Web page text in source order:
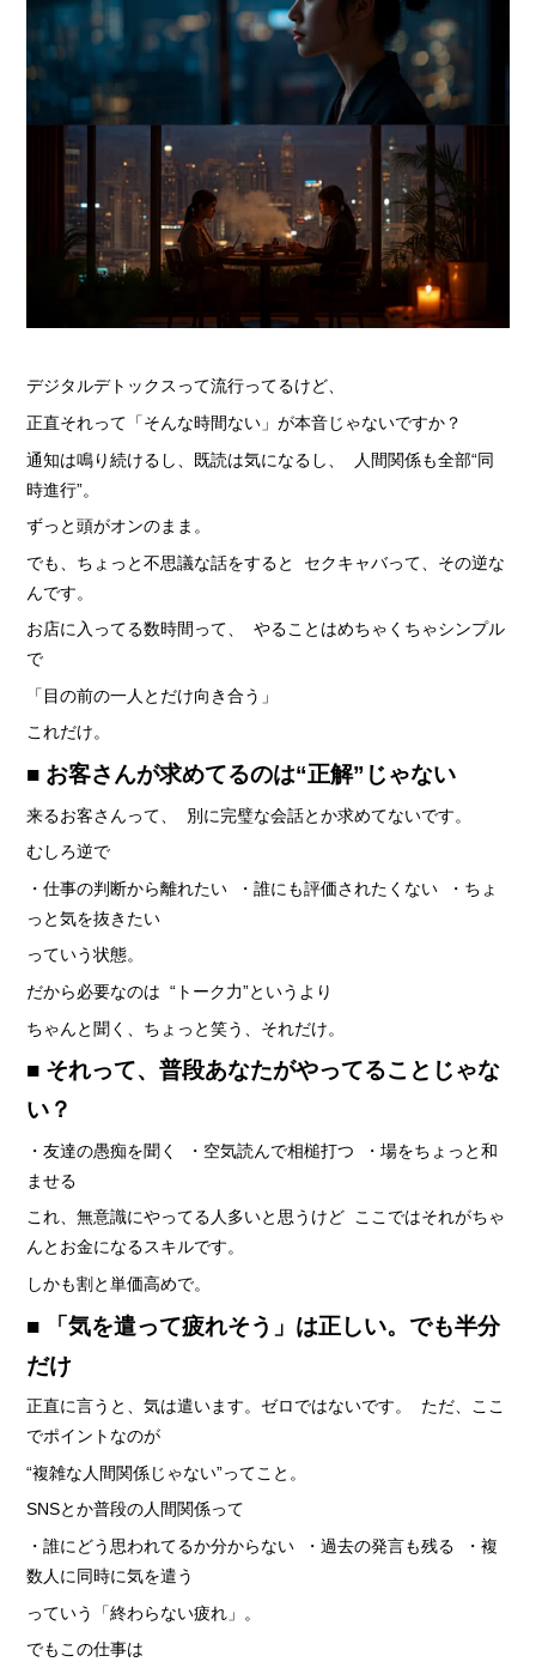
お給料・待遇・環境
› 最低時給5,000円保証
› 完全自由出勤制
› 託児所代金全額負担
› お得な特典
› 連絡先交換、同伴アフター 一切なし！
› 出戻り大歓迎
› 県外でも送り無料
› 衣装・ドレス・靴 無料貸出しOK!
› お酒が飲めなくてもOK
› お給料明細公開中!
› 家具家電付デザイナーズマンション完備
› お給料日払い 即日払いOK!
› 人事部について
› 個人ロッカーキレイな更衣室完備
› ニュース・トピックス
› お仕事コラム
› 30歳からのママワーク
› 用語集
› カンタン♪LINE面接
› 卒業生の声
› 働く女性の「お給料明細」公開中
› ご応募・お問い合わせ
› サイトマップ
› グループサイト
› オンラインヴィヴィッド
デジタルデトックスって流行ってるけど、
正直それって「そんな時間ない」が本音じゃないですか？
通知は鳴り続けるし、既読は気になるし、 人間関係も全部“同
時進行”。
ずっと頭がオンのまま。
でも、ちょっと不思議な話をすると セクキャバって、その逆な
んです。
お店に入ってる数時間って、 やることはめちゃくちゃシンプル
で
「目の前の一人とだけ向き合う」
これだけ。
■ お客さんが求めてるのは“正解”じゃない
来るお客さんって、 別に完璧な会話とか求めてないです。
むしろ逆で
・仕事の判断から離れたい ・誰にも評価されたくない ・ちょ
っと気を抜きたい
っていう状態。
だから必要なのは “トーク力”というより
ちゃんと聞く、ちょっと笑う、それだけ。
■ それって、普段あなたがやってることじゃな
い？
・友達の愚痴を聞く ・空気読んで相槌打つ ・場をちょっと和
ませる
これ、無意識にやってる人多いと思うけど ここではそれがちゃ
んとお金になるスキルです。
しかも割と単価高めで。
■ 「気を遣って疲れそう」は正しい。でも半分
だけ
正直に言うと、気は遣います。ゼロではないです。 ただ、ここ
でポイントなのが
“複雑な人間関係じゃない”ってこと。
SNSとか普段の人間関係って
・誰にどう思われてるか分からない ・過去の発言も残る ・複
数人に同時に気を遣う
っていう「終わらない疲れ」。
でもこの仕事は